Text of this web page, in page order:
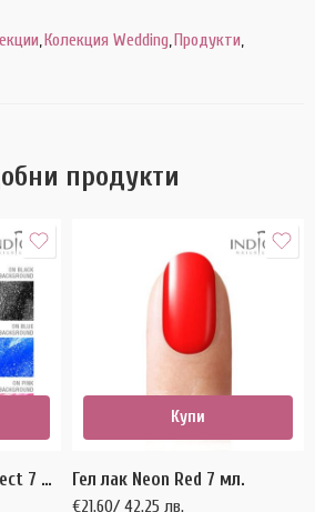
Колекция Wedding Продукти
продукти
Гел лак Silver Star Effect 7 мл.
Купи
Гел лак Neon Red 7 мл.
€21.60/ 42.25 лв.